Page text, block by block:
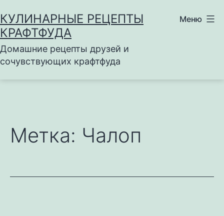
к
содержимому
КУЛИНАРНЫЕ РЕЦЕПТЫ
КРАФТФУДА
Домашние рецепты друзей и
сочувствующих крафтфуда
Меню
Метка: Чалоп